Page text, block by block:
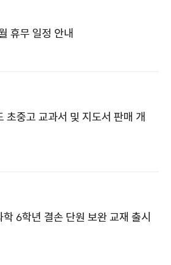
휴무 일정 안내
초중고 교과서 및 지도서 판매 개
6학년 결손 단원 보완 교재 출시